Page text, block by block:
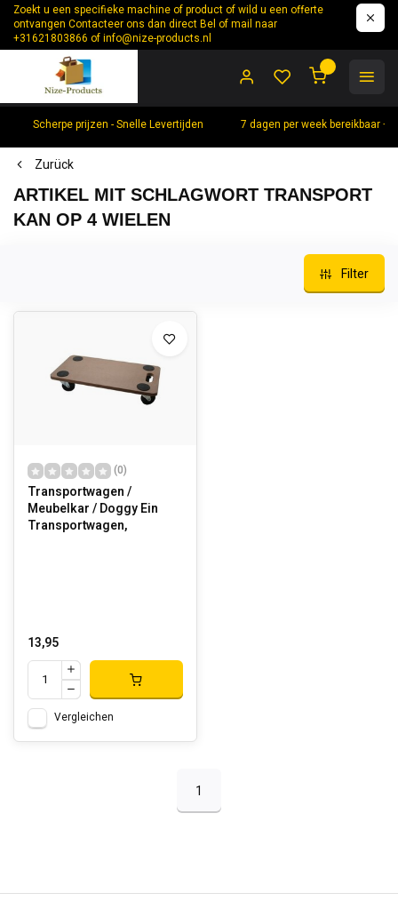
Zoekt u een specifieke machine of product of wild u een offerte
ontvangen Contacteer ons dan direct Bel of mail naar
+31621803866 ofinfo@nize-products.nl
Scherpe prijzen - Snelle Levertijden 7 dagen per week bereikbaar
Zurück
ARTIKEL MIT SCHLAGWORT TRANSPORT
KAN OP 4 WIELEN
Filter
(0)
Transportwagen /
Meubelkar / Doggy Ein
Transportwagen,
13,95
Vergleichen
1